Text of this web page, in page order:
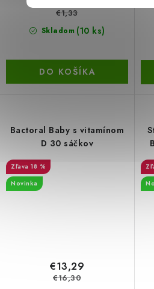
Skladom (10 ks)
€1,33
DO KOŠÍKA
Bactoral Baby s vitamínom
D 30 sáčkov
18 %
Novinka
€13,29
€16,30